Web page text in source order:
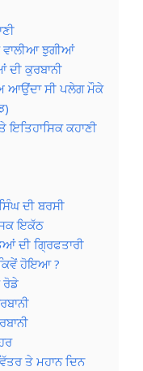
ਵਾਲੀਆ ਝੁਗੀਆਂ
ਦੀ ਕੁਰਬਾਨੀ
ਆਉਂਦਾ ਸੀ ਪਲੇਗ ਮੌਕੇ
ਕਹਾਣੀ
ਦੀ ਬਰਸੀ
ਇਕੱਠ
ਦੀ ਗ੍ਰਿਫਤਾਰੀ
ਹੋਇਆ ?
ਰੋਡੇ
ਤੇ ਮਹਾਨ ਦਿਨ